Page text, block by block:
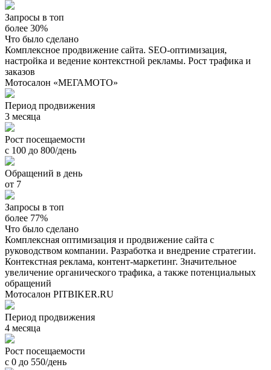
Запросы в топ
более 30%
Что было сделано
Комплексное продвижение сайта. SEO-оптимизация,
настройка и ведение контекстной рекламы. Рост трафика и
заказов
Мотосалон «МЕГАМОТО»
Период продвижения
3 месяца
Рост посещаемости
с 100 до 800/день
Обращений в день
от 7
Запросы в топ
более 77%
Что было сделано
Комплексная оптимизация и продвижение сайта с
руководством компании. Разработка и внедрение стратегии.
Контекстная реклама, контент-маркетинг. Значительное
увеличение органического трафика, а также потенциальных
обращений
Мотосалон PITBIKER.RU
Период продвижения
4 месяца
Рост посещаемости
с 0 до 550/день